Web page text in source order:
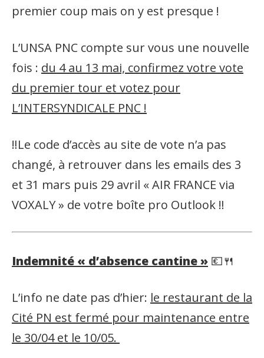
premier coup mais on y est presque !
L’UNSA PNC compte sur vous une nouvelle
fois : du 4 au 13 mai, confirmez votre vote
du premier tour et votez pour
L’INTERSYNDICALE PNC !
‼️Le code d’accès au site de vote n’a pas
changé, à retrouver dans les emails des 3
et 31 mars puis 29 avril « AIR FRANCE via
VOXALY » de votre boîte pro Outlook ‼️
Indemnité « d’absence cantine » 💶🍴
L’info ne date pas d’hier: le restaurant de la
Cité PN est fermé pour maintenance entre
le 30/04 et le 10/05.